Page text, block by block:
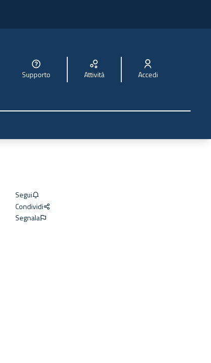
Supporto Attività Accedi
Segui
Condividi
Segnala